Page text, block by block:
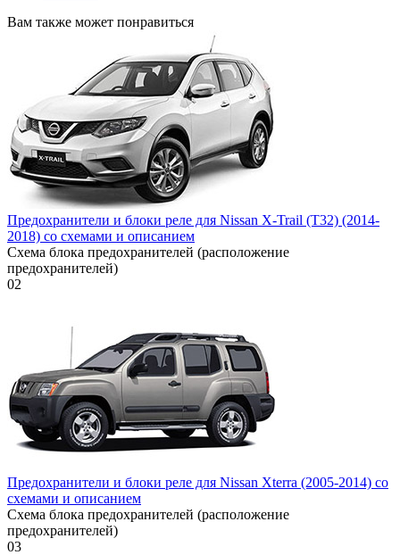
Вам также может понравиться
Предохранители и блоки реле для Nissan X-Trail (T32) (2014-
2018) со схемами и описанием
Схема блока предохранителей (расположение
предохранителей)
02
Предохранители и блоки реле для Nissan Xterra (2005-2014) со
схемами и описанием
Схема блока предохранителей (расположение
предохранителей)
03